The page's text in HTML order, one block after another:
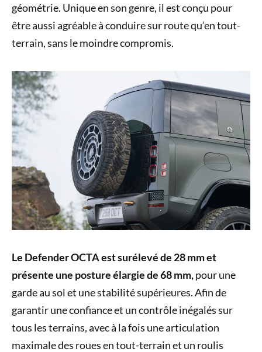
géométrie. Unique en son genre, il est conçu pour
être aussi agréable à conduire sur route qu’en tout-
terrain, sans le moindre compromis.
Le Defender OCTA est surélevé de 28 mmet
présente une posture élargie de 68 mm,pour une
garde au sol et une stabilité supérieures. Afin de
garantir une confiance et un contrôle inégalés sur
tous les terrains, avec à la fois une articulation
maximale des roues en tout-terrain et un roulis